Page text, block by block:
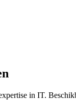
in IT.